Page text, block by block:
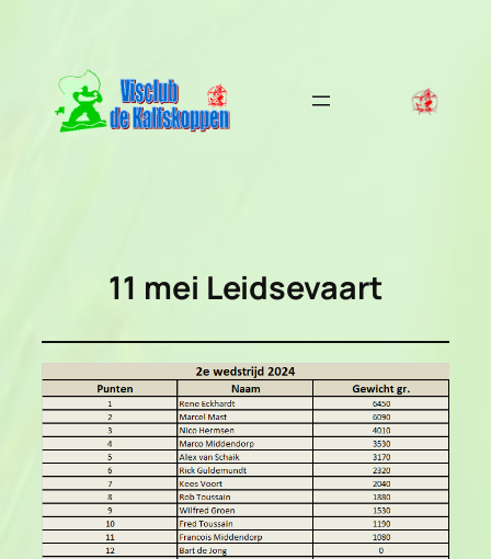
inhoud
11 mei Leidsevaart